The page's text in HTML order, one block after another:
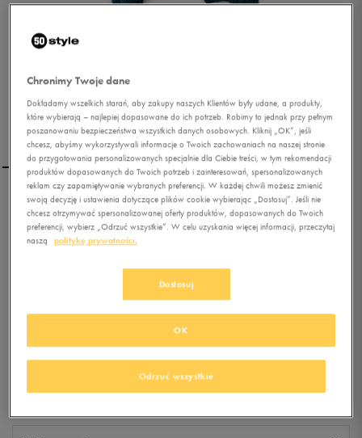
FEEWEAR SZALIK RED
RIVER BLUE
Produkt niedostępny
Chronimy Twoje dane
Dokładamy wszelkich starań, aby zakupy naszych Klientów były udane, a produkty,
które wybierają – najlepiej dopasowane do ich potrzeb. Robimy to jednak przy pełnym
poszanowaniu bezpieczeństwa wszystkich danych osobowych. Kliknij „OK”, jeśli
chcesz, abyśmy wykorzystywali informacje o Twoich zachowaniach na naszej stronie
do przygotowania personalizowanych specjalnie dla Ciebie treści, w tym rekomendacji
produktów dopasowanych do Twoich potrzeb i zainteresowań, spersonalizowanych
reklam czy zapamiętywanie wybranych preferencji. W każdej chwili możesz zmienić
swoją decyzję i ustawienia dotyczące plików cookie wybierając „Dostosuj”. Jeśli nie
chcesz otrzymywać spersonalizowanej oferty produktów, dopasowanych do Twoich
preferencji, wybierz „Odrzuć wszystkie”. W celu uzyskania więcej informacji, przeczytaj
naszą
politykę prywatności.
Dostosuj
Odrzuć wszystkie
OK